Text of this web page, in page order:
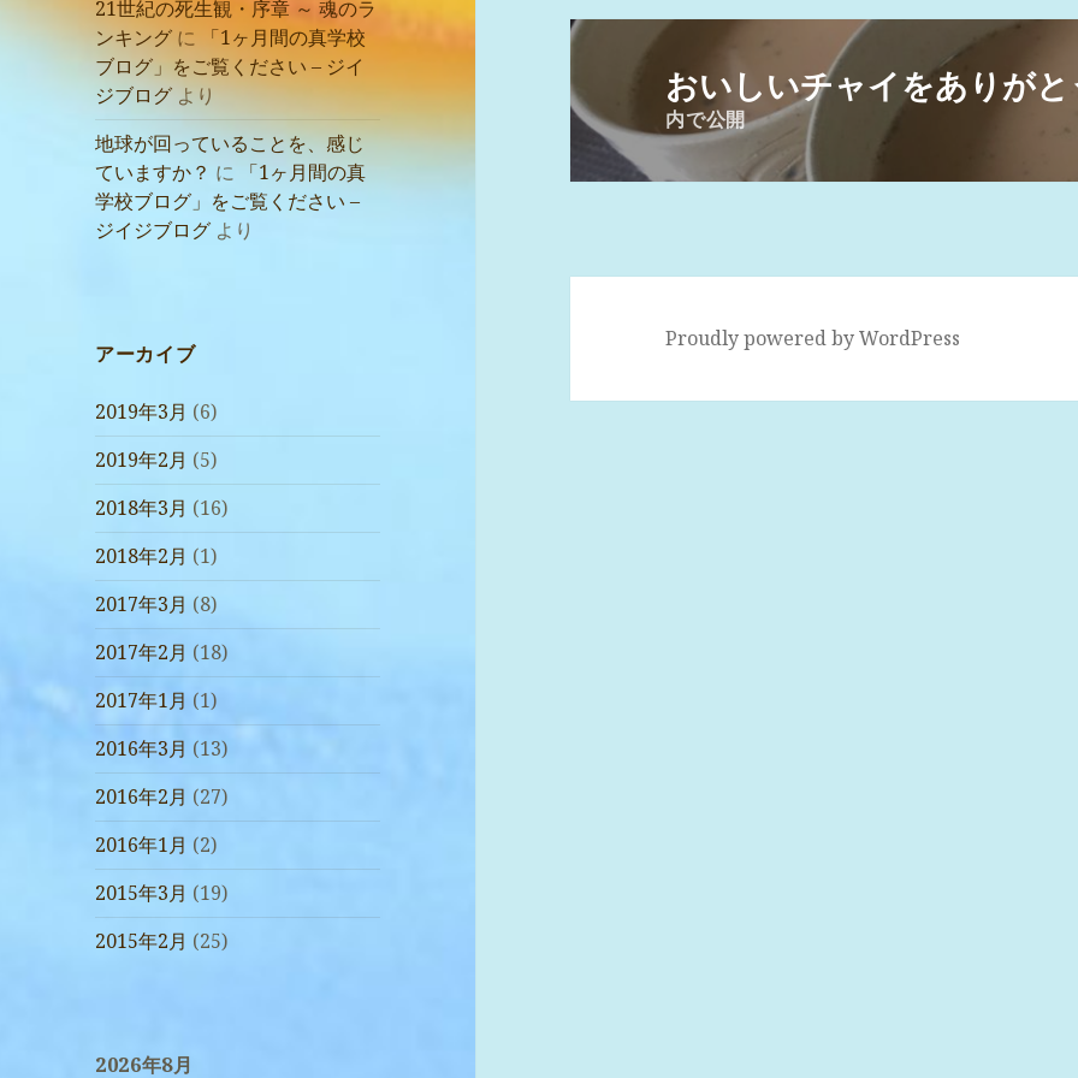
21世紀の死生観・序章 ～ 魂のラ
ンキング に
「1ヶ月間の真学校
ブログ」をご覧ください – ジイ
ジブログより
地球が回っていることを、感じ
ていますか？ に
「1ヶ月間の真
学校ブログ」をご覧ください –
ジイジブログ より
アーカイブ
2019年3月 (6)
2019年2月 (5)
2018年3月 (16)
2018年2月 (1)
2017年3月 (8)
2017年2月 (18)
2017年1月 (1)
2016年3月 (13)
2016年2月 (27)
2016年1月 (2)
2015年3月 (19)
2015年2月 (25)
2026年8月
投
ナ
ゲ
おいしいチャイをありが
内で公開
Proudly powered by WordPress